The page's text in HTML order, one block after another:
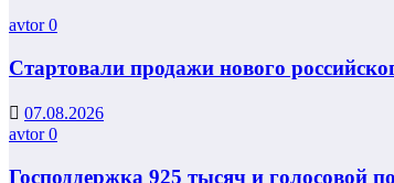
avtor0
Стартовали продажи нового
07.08.2026
avtor0
Господдержка 925 тысяч и голосовой